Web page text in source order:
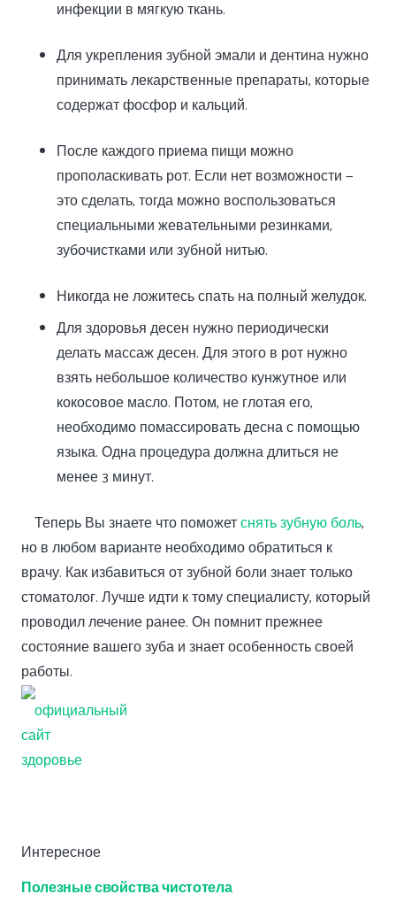
инфекции в мягкую ткань.
Для укрепления зубной эмали и дентина нужно
принимать лекарственные препараты, которые
содержат фосфор и кальций.
После каждого приема пищи можно
прополаскивать рот. Если нет возможности —
это сделать, тогда можно воспользоваться
специальными жевательными резинками,
зубочистками или зубной нитью.
Никогда не ложитесь спать на полный желудок.
Для здоровья десен нужно периодически
делать массаж десен. Для этого в рот нужно
взять небольшое количество кунжутное или
кокосовое масло. Потом, не глотая его,
необходимо помассировать десна с помощью
языка. Одна процедура должна длиться не
менее 3 минут.
Теперь Вы знаете что поможетснять зубную боль,
но в любом варианте необходимо обратиться к
врачу. Как избавиться от зубной боли знает только
стоматолог. Лучше идти к тому специалисту, который
проводил лечение ранее. Он помнит прежнее
состояние вашего зуба и знает особенность своей
работы.
Интересное
Полезные свойства чистотела